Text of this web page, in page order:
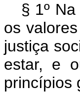
§ 1º
os
justiça
estar, e
princípios